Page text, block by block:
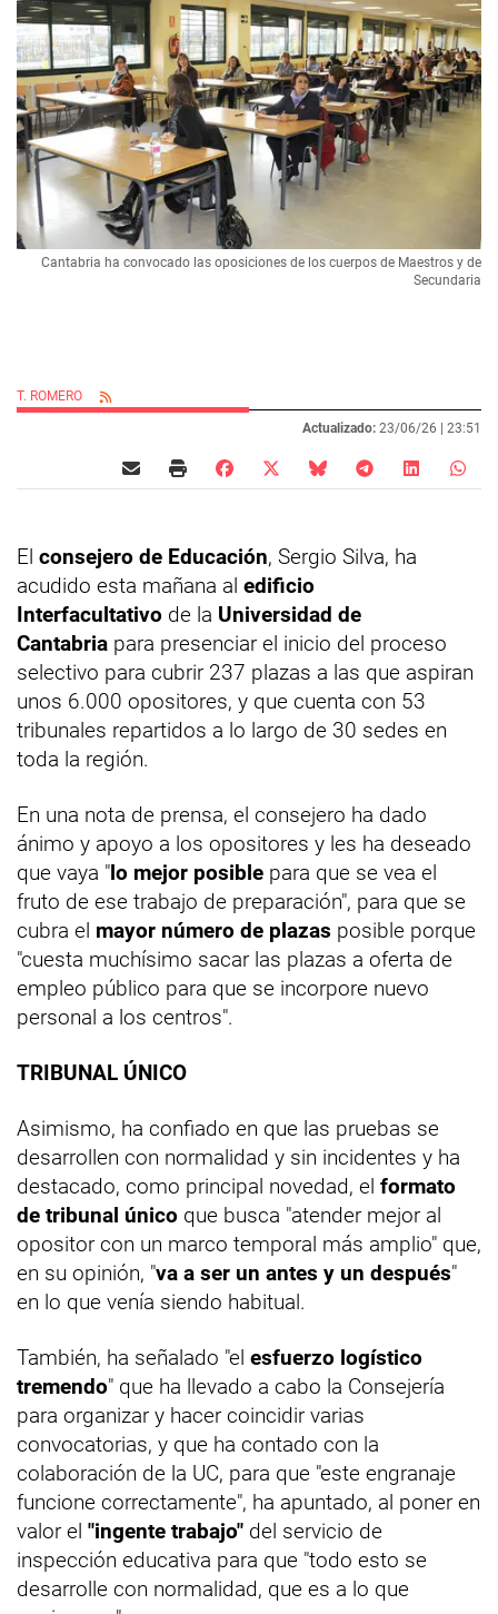
Cantabria ha convocado las oposiciones de los cuerpos de Maestros y de
Secundaria
T. ROMERO
Actualizado: 23/06/26 | 23:51
El consejero de Educación, Sergio Silva, ha
acudido esta mañana al edificio
Interfacultativo de la Universidad de
Cantabria para presenciar el inicio del proceso
selectivo para cubrir 237 plazas a las que aspiran
unos 6.000 opositores, y que cuenta con 53
tribunales repartidos a lo largo de 30 sedes en
toda la región.
En una nota de prensa, el consejero ha dado
ánimo y apoyo a los opositores y les ha deseado
que vaya "lo mejor posible para que se vea el
fruto de ese trabajo de preparación", para que se
cubra el mayor número de plazas posible porque
"cuesta muchísimo sacar las plazas a oferta de
empleo público para que se incorpore nuevo
personal a los centros".
TRIBUNAL ÚNICO
Asimismo, ha confiado en que las pruebas se
desarrollen con normalidad y sin incidentes y ha
destacado, como principal novedad, el formato
de tribunal único que busca "atender mejor al
opositor con un marco temporal más amplio" que,
en su opinión, "va a ser un antes y un después"
en lo que venía siendo habitual.
También, ha señalado "el esfuerzo logístico
tremendo" que ha llevado a cabo la Consejería
para organizar y hacer coincidir varias
convocatorias, y que ha contado con la
colaboración de la UC, para que "este engranaje
funcione correctamente", ha apuntado, al poner en
valor el "ingente trabajo" del servicio de
inspección educativa para que "todo esto se
desarrolle con normalidad, que es a lo que